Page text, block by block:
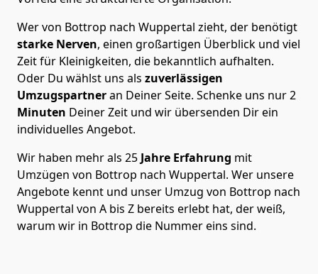
Wer von Bottrop nach Wuppertal zieht, der benötigt
starke Nerven, einen großartigen Überblick und viel
Zeit für Kleinigkeiten, die bekanntlich aufhalten.
Oder Du wählst uns als zuverlässigen
Umzugspartneran Deiner Seite. Schenke uns nur2
Minuten Deiner Zeit und wir übersenden Dir ein
individuelles Angebot.
Wir haben mehr als 25 Jahre Erfahrung mit
Umzügen von Bottrop nach Wuppertal. Wer unsere
Angebote kennt und unser Umzug von Bottrop nach
Wuppertal von A bis Z bereits erlebt hat, der weiß,
warum wir in Bottrop die Nummer eins sind.